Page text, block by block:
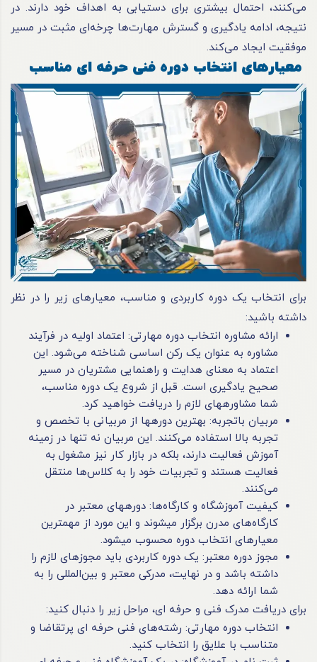
می‌کنند، احتمال بیشتری برای دستیابی به اهداف خود دارند. در
نتیجه، ادامه یادگیری و گسترش مهارت‌ها چرخه‌ای مثبت در مسیر
موفقیت ایجاد می‌کند.
معیارهای انتخاب دوره فنی حرفه ای مناسب
برای انتخاب یک دوره کاربردی و مناسب، معیارهای زیر را در نظر
داشته باشید:
ارائه مشاوره انتخاب دوره مهارتی: اعتماد اولیه در فرآیند
مشاوره به عنوان یک رکن اساسی شناخته می‌شود. این
اعتماد به معنای هدایت و راهنمایی مشتریان در مسیر
صحیح یادگیری است. قبل از شروع یک دوره مناسب،
شما مشاوره‎های لازم را دریافت خواهید کرد.
مربیان باتجربه: بهترین دوره‎ها از مربیانی با تخصص و
تجربه بالا استفاده می‌کنند. این مربیان نه تنها در زمینه
آموزش فعالیت دارند، بلکه در بازار کار نیز مشغول به
فعالیت هستند و تجربیات خود را به کلاس‌ها منتقل
می‌کنند.
کیفیت آموزشگاه و کارگاه‌ها: دوره‎های معتبر در
کارگاه‌های مدرن برگزار می‎شوند و این مورد از مهم‎ترین
معیارهای انتخاب دوره محسوب می‎شود.
مجوز دوره معتبر: یک دوره کاربردی باید مجوزهای لازم را
داشته باشد و در نهایت، مدرکی معتبر و بین‌المللی را به
شما ارائه دهد.
برای دریافت مدرک فنی و حرفه ای، مراحل زیر را دنبال کنید:
انتخاب دوره مهارتی: رشته‌های فنی حرفه ای پرتقاضا و
متناسب با علایق را انتخاب کنید.